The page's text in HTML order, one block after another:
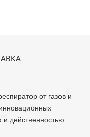
от газов и
действенностью.